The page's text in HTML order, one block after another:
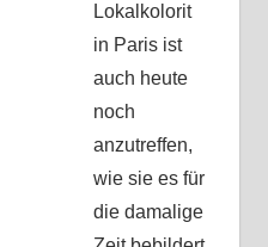
Lokalkolorit
in Paris ist
auch heute
noch
anzutreffen,
wie sie es für
die damalige